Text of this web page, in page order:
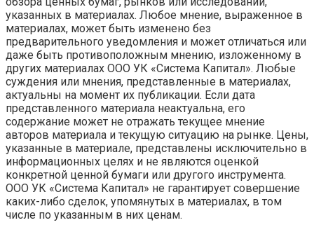
указанных в материалах. Любое мнение, выраженное в
материалах, может быть изменено без
предварительного уведомления и может отличаться или
даже быть противоположным мнению, изложенному в
других материалах ООО УК «Система Капитал». Любые
суждения или мнения, представленные в материалах,
актуальны на момент их публикации. Если дата
представленного материала неактуальна, его
содержание может не отражать текущее мнение
авторов материала и текущую ситуацию на рынке. Цены,
указанные в материале, представлены исключительно в
информационных целях и не являются оценкой
конкретной ценной бумаги или другого инструмента.
ООО УК «Система Капитал» не гарантирует совершение
каких-либо сделок, упомянутых в материалах, в том
числе по указанным в них ценам.